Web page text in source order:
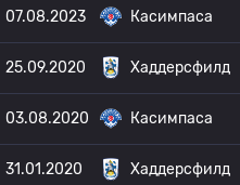
07.08.2023 Касимпаса
25.09.2020 Хаддерсфилд
03.08.2020 Касимпаса
31.01.2020 Хаддерсфилд